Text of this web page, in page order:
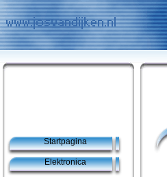
Startpagina
Elektronica